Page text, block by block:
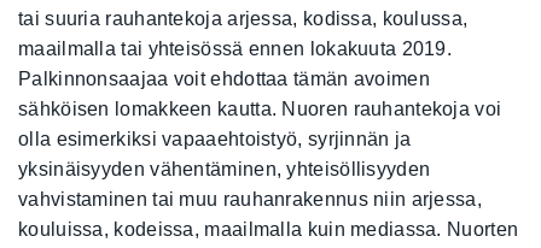
tai suuria rauhantekoja arjessa, kodissa, koulussa,
maailmalla tai yhteisössä ennen lokakuuta 2019.
Palkinnonsaajaa voit ehdottaa tämän avoimen
sähköisen lomakkeen kautta. Nuoren rauhantekoja voi
olla esimerkiksi vapaaehtoistyö, syrjinnän ja
yksinäisyyden vähentäminen, yhteisöllisyyden
vahvistaminen tai muu rauhanrakennus niin arjessa,
kouluissa, kodeissa, maailmalla kuin mediassa. Nuorten